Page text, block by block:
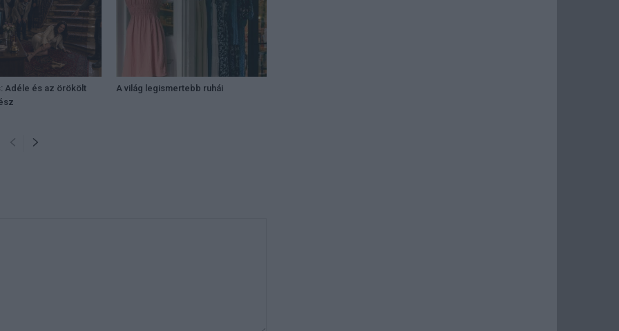
Adéle és az örökölt
A világ legismertebb ruhái